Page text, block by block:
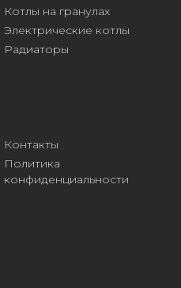
Котлы на гранулах
Электрические котлы
Радиаторы
Контакты
Политика
конфиденциальности